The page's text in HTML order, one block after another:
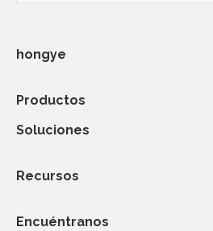
hongye
Productos
Soluciones
Recursos
Encuéntranos